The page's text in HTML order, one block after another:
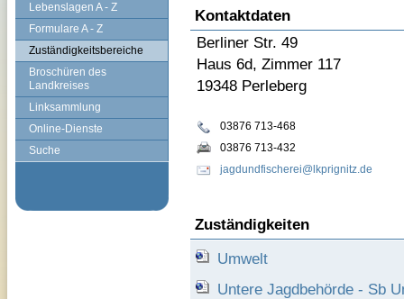
Lebenslagen A - Z
Formulare A - Z
Zuständigkeitsbereiche
Broschüren des
Landkreises
Linksammlung
Online-Dienste
Suche
Kontaktdaten
Berliner Str. 49
Haus 6d, Zimmer 117
19348 Perleberg
03876 713-468
03876 713-432
jagdundfischerei@lkprignitz.de
Zuständigkeiten
Umwelt
Untere Jagdbehörde - Sb